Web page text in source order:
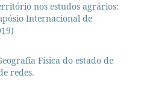
nos estudos agrários:
Internacional de
Física do estado de
redes.